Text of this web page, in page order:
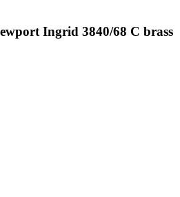
Ingrid 3840/68 С brass